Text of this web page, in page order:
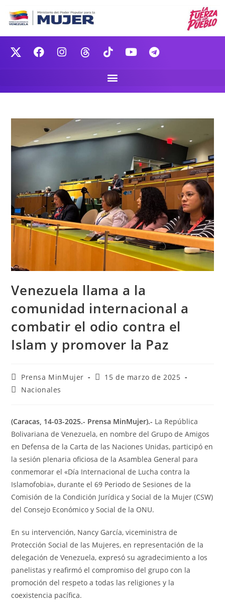
Venezuela llama a la
comunidad internacional a
combatir el odio contra el
Islam y promover la Paz
Prensa MinMujer
15 de marzo de 2025
Nacionales
(Caracas, 14-03-2025.- Prensa MinMujer).- La República
Bolivariana de Venezuela, en nombre del Grupo de Amigos
en Defensa de la Carta de las Naciones Unidas, participó en
la sesión plenaria oficiosa de la Asamblea General para
conmemorar el «Día Internacional de Lucha contra la
Islamofobia», durante el 69 Periodo de Sesiones de la
Comisión de la Condición Jurídica y Social de la Mujer (CSW)
del Consejo Económico y Social de la ONU.
En su intervención, Nancy García, viceministra de
Protección Social de las Mujeres, en representación de la
delegación de Venezuela, expresó su agradecimiento a los
panelistas y reafirmó el compromiso del grupo con la
promoción del respeto a todas las religiones y la
coexistencia pacífica.